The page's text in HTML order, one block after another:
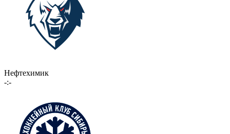
Нефтехимик
-:-